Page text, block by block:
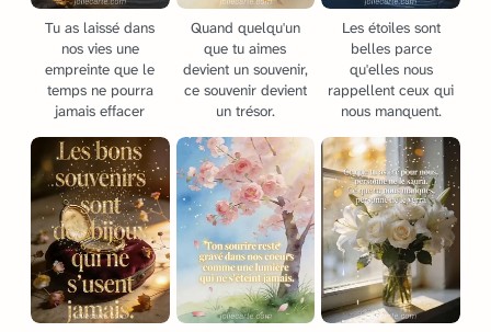
Tu as laissé dans
nos vies une
empreinte que le
temps ne pourra
jamais effacer
Quand quelqu'un
que tu aimes
devient un souvenir,
ce souvenir devient
un trésor.
Les étoiles sont
belles parce
qu'elles nous
rappellent ceux qui
nous manquent.